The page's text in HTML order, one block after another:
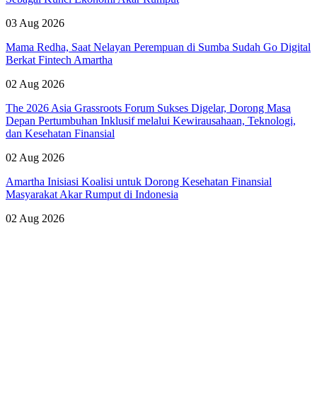
03 Aug 2026
Mama Redha, Saat Nelayan Perempuan di Sumba Sudah Go Digital
Berkat Fintech Amartha
02 Aug 2026
The 2026 Asia Grassroots Forum Sukses Digelar, Dorong Masa
Depan Pertumbuhan Inklusif melalui Kewirausahaan, Teknologi,
dan Kesehatan Finansial
02 Aug 2026
Amartha Inisiasi Koalisi untuk Dorong Kesehatan Finansial
Masyarakat Akar Rumput di Indonesia
02 Aug 2026